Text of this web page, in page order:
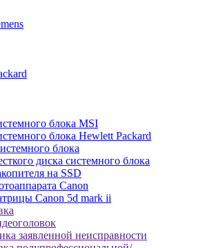
блока MSI
блока Hewlett Packard
блока
диска системного блока
на SSD
Canon
Canon 5d mark ii
заявленной неисправности